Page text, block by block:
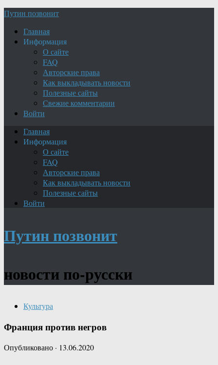
Путин позвонит
Главная
Информация
О сайте
FAQ
Авторские права
Как выкладывать новости
Полезные сайты
Свежие комментарии
Войти
Главная
Информация
О сайте
FAQ
Авторские права
Как выкладывать новости
Полезные сайты
Войти
Путин позвонит
новости по-русски
Культура
Франция против негров
Опубликовано · 13.06.2020